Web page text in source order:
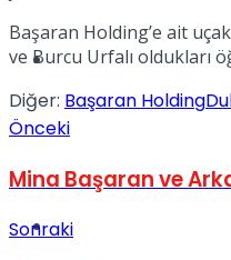
Tatil
Spor
Başaran Holding’e ait
ve Burcu Urfalı oldukları
Diğer: Başaran Holding
Önceki
Mina Başaran ve
Sonraki